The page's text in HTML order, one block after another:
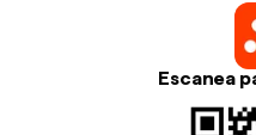
Escanea